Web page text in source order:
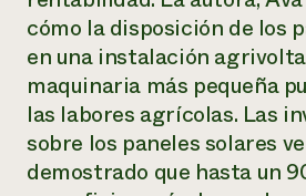
Servicios energéticos
LIHEAP
Centro de intercambio de
Noticias
Internship Hub
Buscar prácticas
Contratar a un becario
contribuyen a la
resiliencia de la
comunidad.
DONAR AHORA
cómo la disposición de los
en una instalación
maquinaria más pequeña
las labores agrícolas. Las
sobre los paneles solares
demostrado que hasta un